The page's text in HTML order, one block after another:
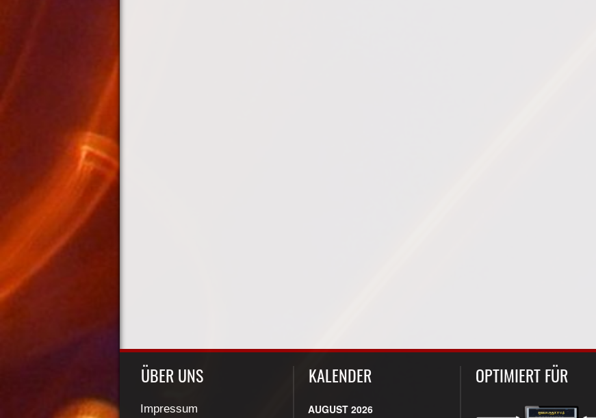
ÜBER UNS
Impressum
KALENDER
AUGUST 2026
OPTIMIERT FÜR